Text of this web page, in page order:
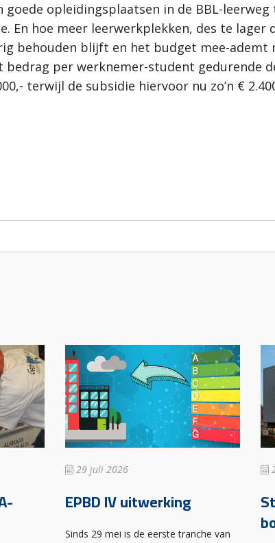
opleidingsplaatsen in de BBL-leerweg
En hoe meer leerwerkplekken, des te lager
behouden blijft en het budget mee-ademt
per werknemer-student gedurende
terwijl de subsidie hiervoor nu zo’n €
29 juli 2026
EPBD IV uitwerking
Sinds 29 mei is de eerste tranche van